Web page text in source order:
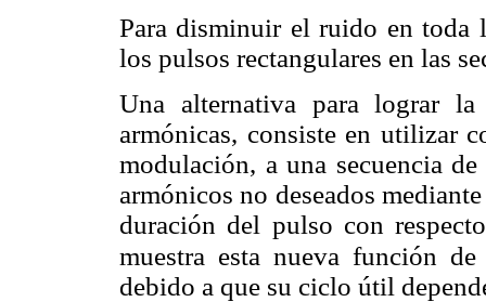
Para disminuir el ruido en toda
los pulsos rectangulares en las
Una alternativa para lograr
armónicas, consiste en utilizar
modulación, a una secuencia
armónicos no deseados
duración del pulso con
muestra esta nueva función
debido a que su ciclo útil